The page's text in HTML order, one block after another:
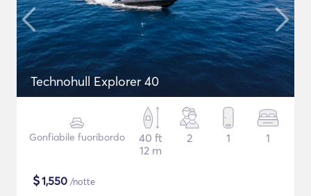
Technohull Explorer 40
Gonfiabile fuoribordo
40 ft
12 m
2 1 1
$1,550 /notte